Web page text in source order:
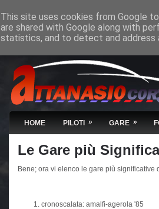
HOME PILOTI » GARE »
Le Gare più
Bene; ora vi elenco le gare più
cronoscalata: amalfi-agerola '85
This site uses cookies from Google
are shared with Google along with
statistics, and to detect and address